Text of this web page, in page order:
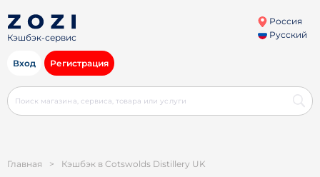
Кэшбэк-сервис
Россия
Русский
Вход Регистрация
Главная > Кэшбэк в Cotswolds Distillery UK